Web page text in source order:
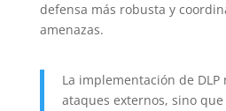
defensa más robusta y
amenazas.
La implementación de
ataques externos, sino